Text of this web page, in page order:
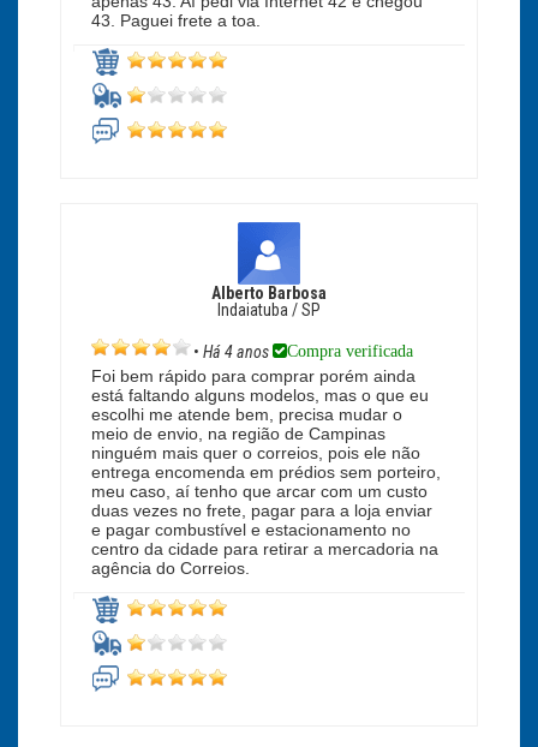
43. Paguei frete a toa.
Alberto Barbosa
Indaiatuba / SP
• Há 4 anos Compra verificada
Foi bem rápido para comprar porém ainda
está faltando alguns modelos, mas o que eu
escolhi me atende bem, precisa mudar o
meio de envio, na região de Campinas
ninguém mais quer o correios, pois ele não
entrega encomenda em prédios sem porteiro,
meu caso, aí tenho que arcar com um custo
duas vezes no frete, pagar para a loja enviar
e pagar combustível e estacionamento no
centro da cidade para retirar a mercadoria na
agência do Correios.